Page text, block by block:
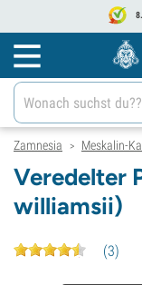
Zamnesia > Meskalin-
Veredelter
williamsii)
(3)